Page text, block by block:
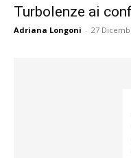
Turbolenze ai
Adriana Longoni - 27